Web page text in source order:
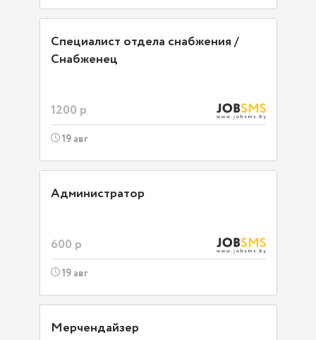
Специалист отдела снабжения /
Снабженец
1200 р
19 авг
Администратор
600 р
19 авг
Мерчендайзер